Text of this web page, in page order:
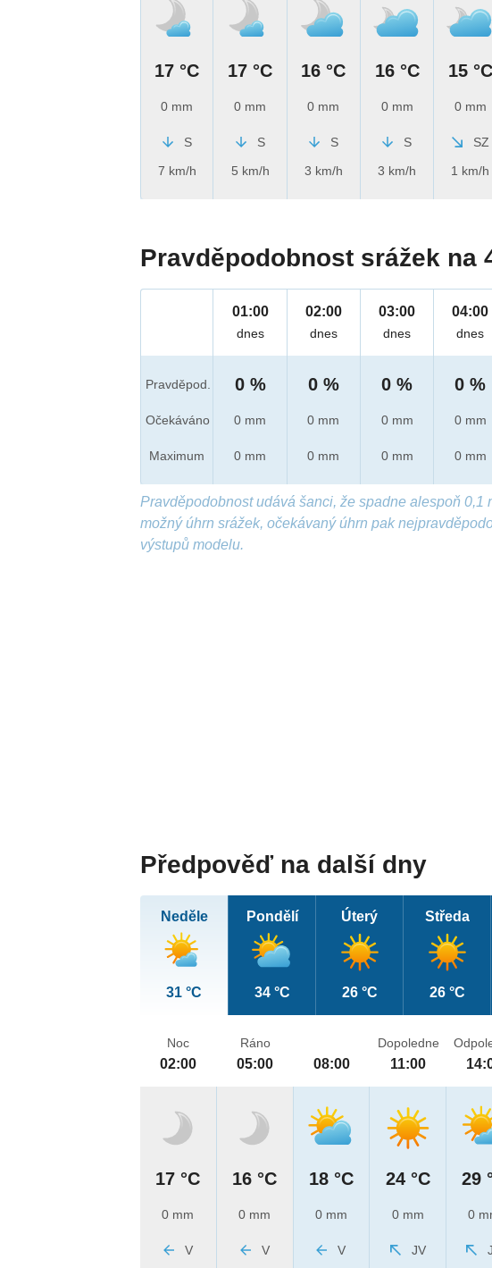
17 °C
0 mm
S
7 km/h
17 °C
0 mm
S
5 km/h
16 °C
0 mm
S
3 km/h
16 °C
0 mm
S
3 km/h
15 °C
0 mm
SZ
1 km/h
Pravděpodobnost srážek na
Pravděpod.
Očekáváno
Maximum
01:00
dnes
0 %
0 mm
0 mm
02:00
dnes
0 %
0 mm
0 mm
03:00
dnes
0 %
0 mm
0 mm
04:00
dnes
0 %
0 mm
0 mm
Pravděpodobnost udává šanci, že spadne alespoň 0,1
možný úhrn srážek, očekávaný úhrn pak
výstupů modelu.
Předpověď na další dny
Neděle
31 °C
Pondělí
34 °C
Úterý
26 °C
Středa
26 °C
Noc
02:00
17 °C
0 mm
V
Ráno
05:00
16 °C
0 mm
V
08:00
18 °C
0 mm
V
Dopoledne
11:00
24 °C
0 mm
JV
29
0